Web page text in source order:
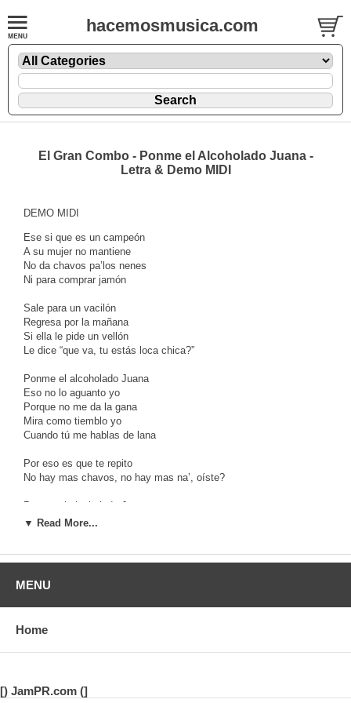
hacemosmusica.com
El Gran Combo - Ponme el Alcoholado Juana -
Letra & Demo MIDI
DEMO MIDI
Ese si que es un campeón
A su mujer no mantiene
No da chavos pa’los nenes
Ni para comprar jamón
Sale para un vacilón
Regresa por la mañana
Si ella le pide un vellón
Le dice “que va, tu estás loca chica?”
Ponme el alcoholado Juana
Eso no lo aguanto yo
Porque no me da la gana
Mira como tiemblo yo
Cuando tú me hablas de lana
Por eso es que te repito
No hay mas chavos, no hay mas na’, oíste?
Ponme el alcoholado Juana
El alcoholado Juana
Juana, Juanita, Juana, Juanita, señora Juana
Me hará lo mismo que ayer, esperando en la cama
▼ Read More...
MENU
Home
[) JamPR.com (]